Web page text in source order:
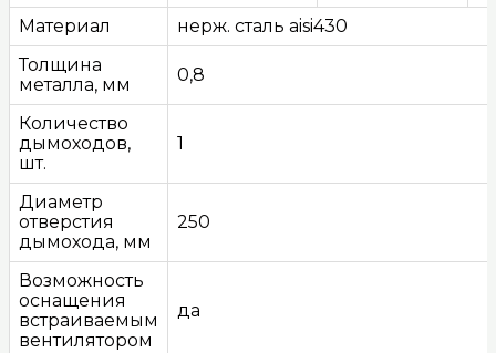
Материал
нерж. сталь aisi430
Толщина
металла, мм
0,8
Количество
дымоходов,
шт.
1
Диаметр
отверстия
дымохода, мм
250
Возможность
оснащения
встраиваемым
вентилятором
да